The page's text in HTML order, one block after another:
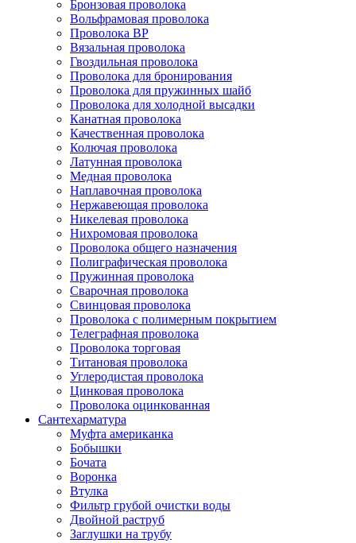
Бронзовая проволока
Вольфрамовая проволока
Проволока ВР
Вязальная проволока
Гвоздильная проволока
Проволока для бронирования
Проволока для пружинных шайб
Проволока для холодной высадки
Канатная проволока
Качественная проволока
Колючая проволока
Латунная проволока
Медная проволока
Наплавочная проволока
Нержавеющая проволока
Никелевая проволока
Нихромовая проволока
Проволока общего назначения
Полиграфическая проволока
Пружинная проволока
Сварочная проволока
Свинцовая проволока
Проволока с полимерным покрытием
Телеграфная проволока
Проволока торговая
Титановая проволока
Углеродистая проволока
Цинковая проволока
Проволока оцинкованная
Сантехарматура
Муфта американка
Бобышки
Бочата
Воронка
Втулка
Фильтр грубой очистки воды
Двойной раструб
Заглушки на трубу